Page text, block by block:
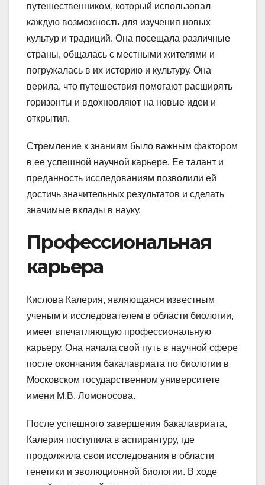
путешественником, который использовал
каждую возможность для изучения новых
культур и традиций. Она посещала различные
страны, общалась с местными жителями и
погружалась в их историю и культуру. Она
верила, что путешествия помогают расширять
горизонты и вдохновляют на новые идеи и
открытия.
Стремление к знаниям было важным фактором
в ее успешной научной карьере. Ее талант и
преданность исследованиям позволили ей
достичь значительных результатов и сделать
значимые вклады в науку.
Профессиональная
карьера
Кислова Калерия, являющаяся известным
ученым и исследователем в области биологии,
имеет впечатляющую профессиональную
карьеру. Она начала свой путь в научной сфере
после окончания бакалавриата по биологии в
Московском государственном университете
имени М.В. Ломоносова.
После успешного завершения бакалавриата,
Калерия поступила в аспирантуру, где
продолжила свои исследования в области
генетики и эволюционной биологии. В ходе